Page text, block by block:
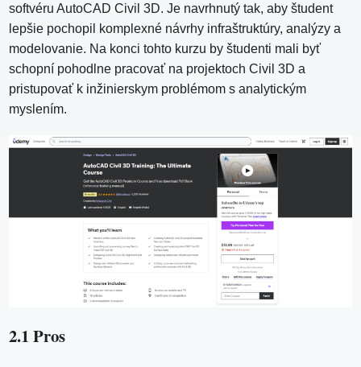
softvéru AutoCAD Civil 3D. Je navrhnutý tak, aby študent
lepšie pochopil komplexné návrhy infraštruktúry, analýzy a
modelovanie. Na konci tohto kurzu by študenti mali byť
schopní pohodlne pracovať na projektoch Civil 3D a
pristupovať k inžinierskym problémom s analytickým
myslením.
2.1 Pros